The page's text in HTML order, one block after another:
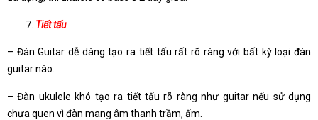
Tiết tấu
– Đàn Guitar dễ dàng tạo ra tiết tấu rất rõ ràng với bất kỳ loại đàn
guitar nào.
– Đàn ukulele khó tạo ra tiết tấu rõ ràng như guitar nếu sử dụng
chưa quen vì đàn mang âm thanh trầm, ấm.